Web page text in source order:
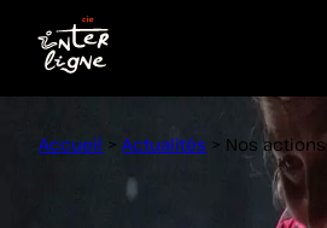
Accueil >Actualités > Nos
Nos actions